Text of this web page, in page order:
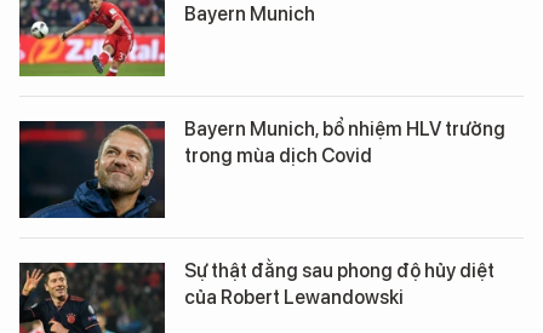
Bayern Munich
Bayern Munich, bổ nhiệm HLV trưởng
trong mùa dịch Covid
Sự thật đằng sau phong độ hủy diệt
của Robert Lewandowski